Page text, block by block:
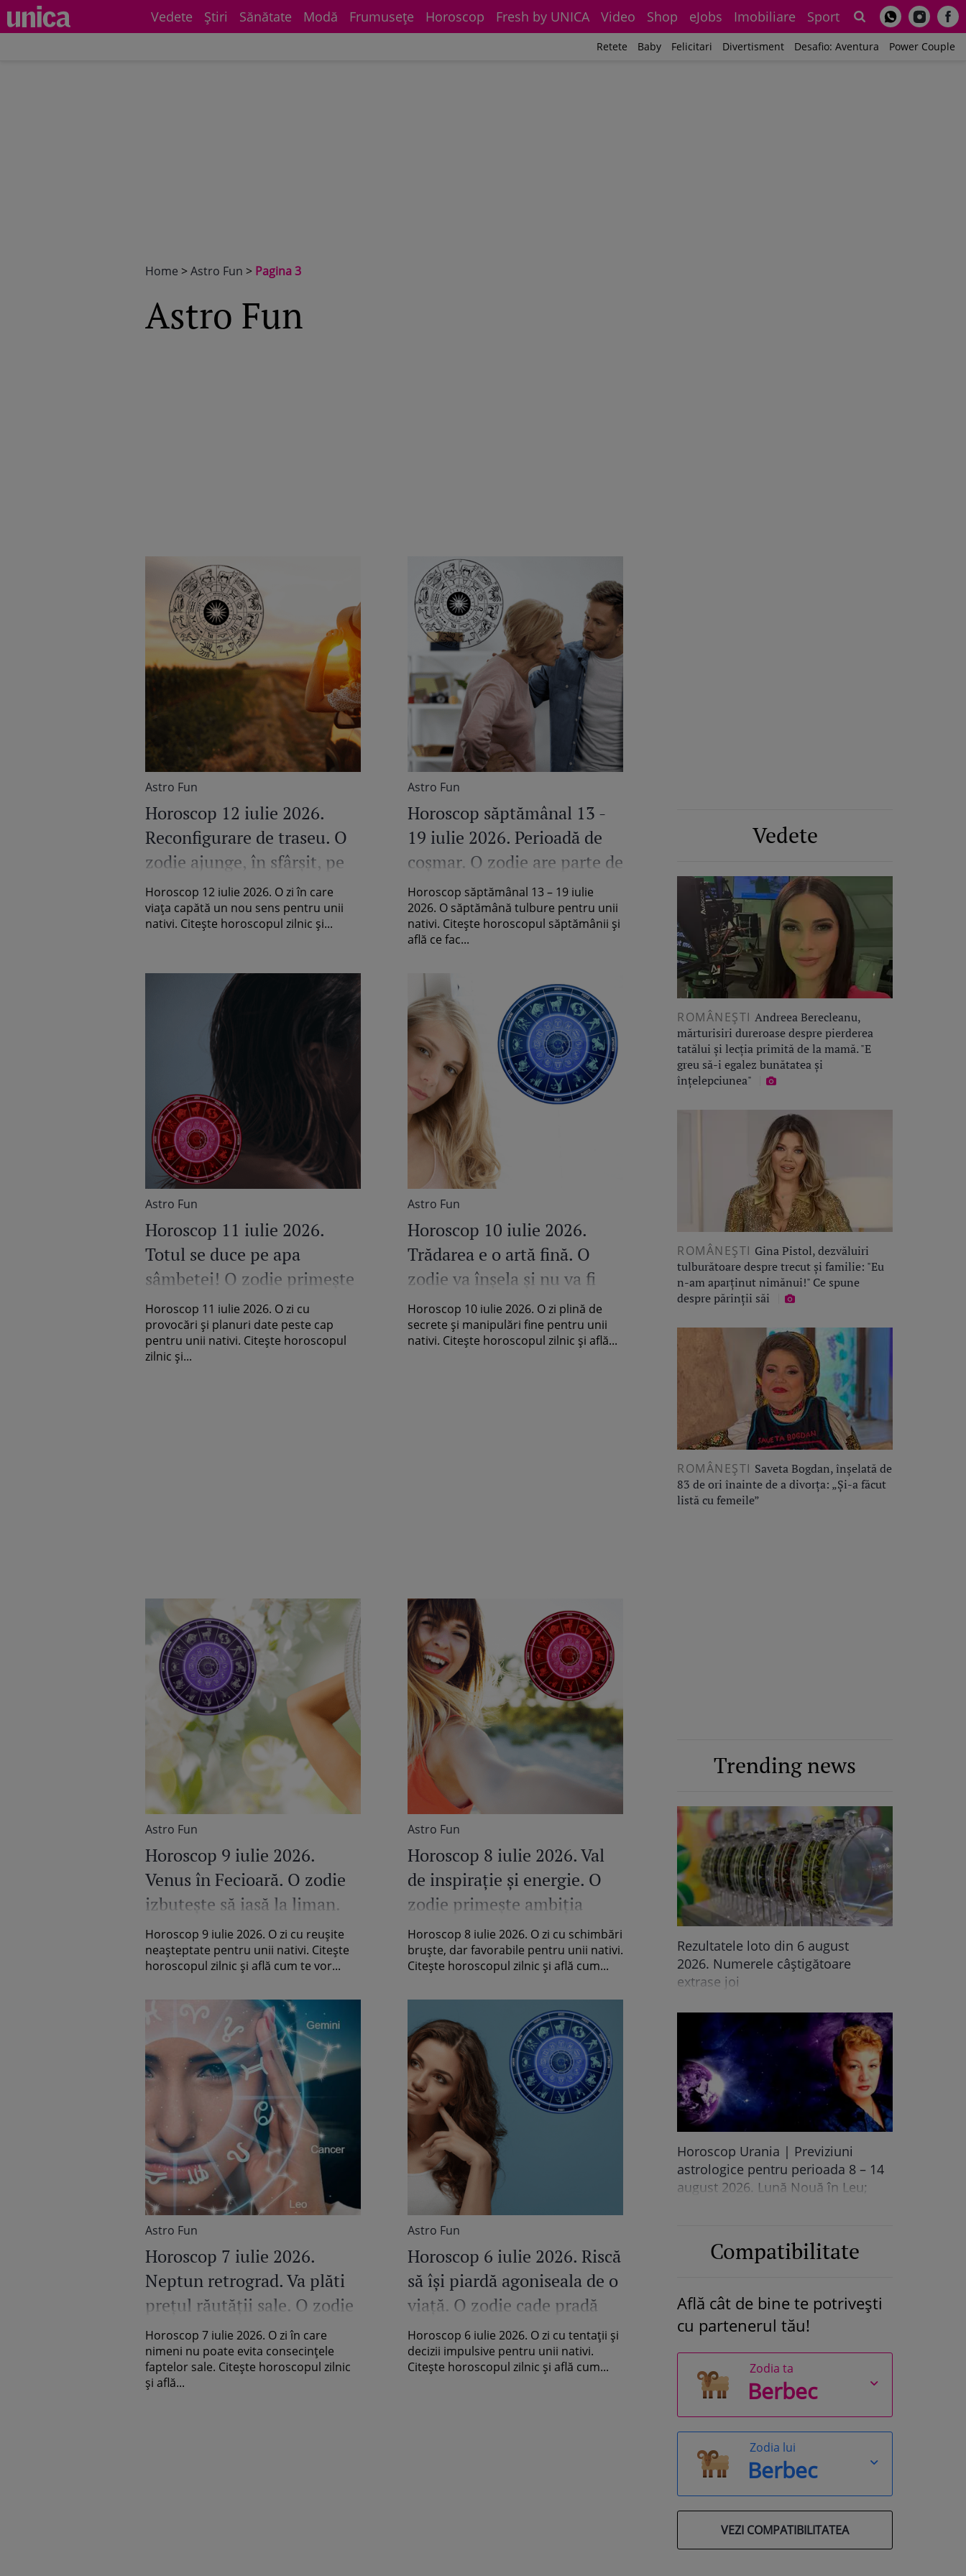
Vedete Știri Sănătate Modă Frumuseţe Horoscop Fresh by UNICA Video Shop eJobs Imobiliare Sport
Retete Baby Felicitari Divertisment Desafio: Aventura Power Couple
Home >Astro Fun > Pagina 3
Astro Fun
Astro Fun
Horoscop 12 iulie 2026.
Reconfigurare de traseu. O
zodie ajunge, în sfârșit, pe
drumul fericirii
Horoscop 12 iulie 2026. O zi în care
viața capătă un nou sens pentru unii
nativi. Citește horoscopul zilnic și...
Astro Fun
Horoscop săptămânal 13 -
19 iulie 2026. Perioadă de
coșmar. O zodie are parte de
certuri, neînțelegeri sau
chiar rupturi temporare în
familie
Horoscop săptămânal 13 – 19 iulie
2026. O săptămână tulbure pentru unii
nativi. Citește horoscopul săptămânii și
află ce fac...
Astro Fun
Horoscop 11 iulie 2026.
Totul se duce pe apa
sâmbetei! O zodie primește
în viața sa o persoană cu
adevărat diabolică ce îi
distruge echilibrul
Horoscop 11 iulie 2026. O zi cu
provocări și planuri date peste cap
pentru unii nativi. Citește horoscopul
zilnic și...
Astro Fun
Horoscop 10 iulie 2026.
Trădarea e o artă fină. O
zodie va înșela și nu va fi
prinsă. Va manipula pe
toată lumea
Horoscop 10 iulie 2026. O zi plină de
secrete și manipulări fine pentru unii
nativi. Citește horoscopul zilnic și află...
Astro Fun
Horoscop 9 iulie 2026.
Venus în Fecioară. O zodie
izbutește să iasă la liman.
Scapă de toate greutățile
trecutului
Horoscop 9 iulie 2026. O zi cu reușite
neașteptate pentru unii nativi. Citește
horoscopul zilnic și află cum te vor...
Astro Fun
Horoscop 8 iulie 2026. Val
de inspirație și energie. O
zodie primește ambiția
necesară transformării
visurilor în realitate
Horoscop 8 iulie 2026. O zi cu schimbări
bruște, dar favorabile pentru unii nativi.
Citește horoscopul zilnic și află cum...
Astro Fun
Horoscop 7 iulie 2026.
Neptun retrograd. Va plăti
prețul răutății sale. O zodie
nu poate scăpa de karma
Horoscop 7 iulie 2026. O zi în care
nimeni nu poate evita consecințele
faptelor sale. Citește horoscopul zilnic
și află...
Astro Fun
Horoscop 6 iulie 2026. Riscă
să își piardă agoniseala de o
viață. O zodie cade pradă
tentațiilor și e prinsă într-
un vârtej periculos al
deciziilor proaste
Horoscop 6 iulie 2026. O zi cu tentații și
decizii impulsive pentru unii nativi.
Citește horoscopul zilnic și află cum...
Vedete
ROMÂNEŞTI Andreea Berecleanu,
mărturisiri dureroase despre pierderea
tatălui și lecția primită de la mamă. "E
greu să-i egalez bunătatea și
înțelepciunea"
ROMÂNEŞTI Gina Pistol, dezvăluiri
tulburătoare despre trecut și familie: "Eu
n-am aparținut nimănui!" Ce spune
despre părinții săi
ROMÂNEŞTI Saveta Bogdan, înșelată de
83 de ori înainte de a divorța: „Și-a făcut
listă cu femeile”
Trending news
Rezultatele loto din 6 august
2026. Numerele câștigătoare
extrase joi
Horoscop Urania | Previziuni
astrologice pentru perioada 8 – 14
august 2026. Lună Nouă în Leu;
Compatibilitate
Află cât de bine te potrivești
cu partenerul tău!
Zodia ta
Zodia lui
VEZI COMPATIBILITATEA